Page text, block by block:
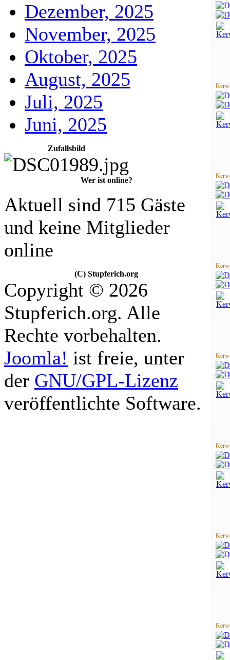
Dezember, 2025
November, 2025
Oktober, 2025
August, 2025
Juli, 2025
Juni, 2025
Zufallsbild
Wer ist online?
Aktuell sind 715 Gäste
und keine Mitglieder
online
(C) Stupferich.org
Copyright © 2026
Stupferich.org. Alle
Rechte vorbehalten.
Joomla! ist freie, unter
der GNU/GPL-Lizenz
veröffentlichte Software.